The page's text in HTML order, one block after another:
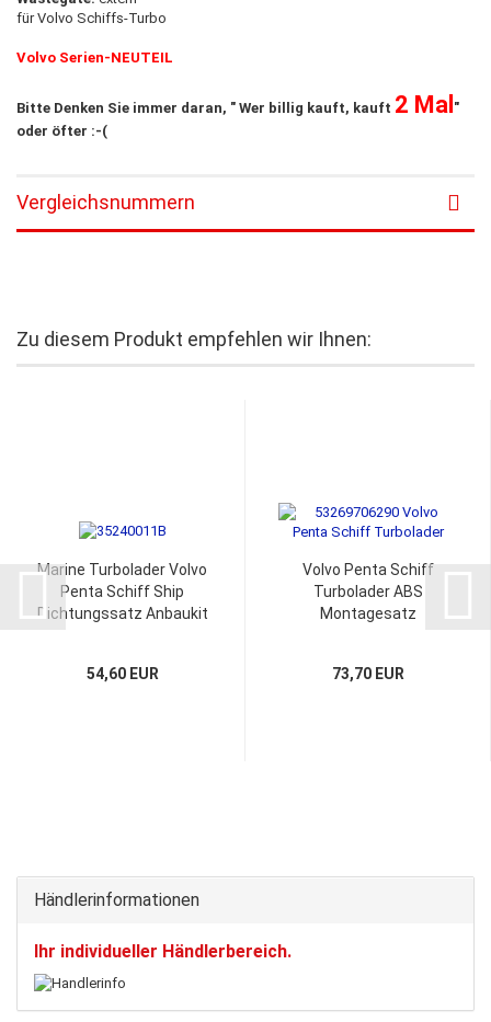
für Volvo Schiffs-Turbo
Volvo Serien-NEUTEIL
Bitte Denken Sie immer daran, " Wer billig kauft, kauft 2 Mal "
oder öfter :-(
Vergleichsnummern
Zu diesem Produkt empfehlen wir Ihnen:
Marine Turbolader Volvo
Penta Schiff Ship
Dichtungssatz Anbaukit
54,60 EUR
Volvo Penta Schiff
Turbolader ABS
Montagesatz
73,70 EUR
Händlerinformationen
Ihr individueller Händlerbereich.